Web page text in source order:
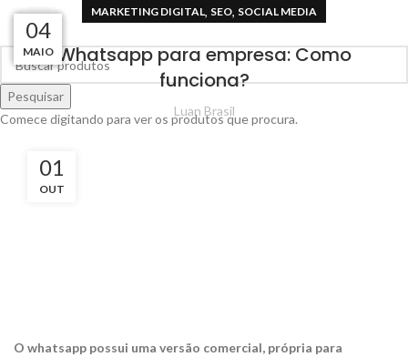
MARKETING DIGITAL, SEO, SOCIAL MEDIA
Whatsapp para empresa: Como
funciona?
Luan Brasil
01
OUT
O whatsapp possui uma versão comercial, própria para
29
SET
01
JUL
25
JUN
05
MAIO
04
MAIO
Pesquisar
Comece digitando para ver os produtos que procura.